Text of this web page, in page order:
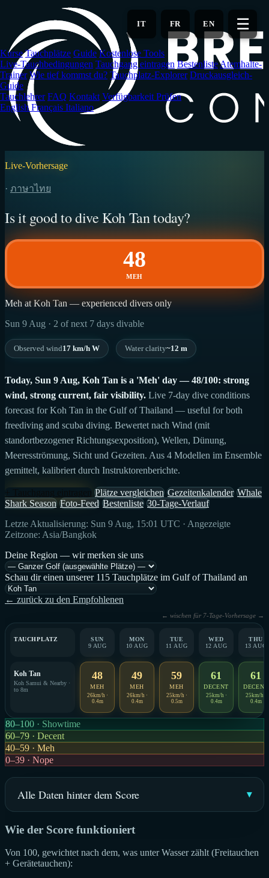
Hauptinhalt
springen
EN
FR
IT ☰
Kurse Tauchplätze Guide Kostenlose Tools
Live-Tauchbedingungen Tauchgang eintragen BestenlisteAtemhalte-
Trainer Wie tief kommst du? Tauchplatz-Explorer Druckausgleich-
Guide
Tauchlehrer FAQ Kontakt Verfügbarkeit Prüfen
EnglishFrançais Italiano
Live-Vorhersage
· ภาษาไทย
Is it good to dive Koh Tan today?
48
MEH
Meh at Koh Tan — experienced divers only
Sun 9 Aug · 2 of next 7 days divable
Observed wind17 km/h W Water clarity~12 m
Today, Sun 9 Aug, Koh Tan is a 'Meh' day — 48/100: strong
wind, strong current, fair visibility. Live 7-day dive conditions
forecast for Koh Tan in the Gulf of Thailand — useful for both
freediving and scuba diving. Bewertet nach Wind (mit
standortbezogener Richtungsexposition), Wellen, Dünung,
Meeresströmung, Sicht und Gezeiten. Aus 4 Modellen im Ensemble
gemittelt, kalibriert durch Instruktorenberichte.
Plätze vergleichen Gezeitenkalender Whale
Shark Season Foto-Feed Bestenliste 30-Tage-Verlauf
Letzte Aktualisierung: Sun 9 Aug, 15:01 UTC · Angezeigte
Zeitzone: Asia/Bangkok
Deine Region — wir merken sie uns
Schau dir einen unserer 115 Tauchplätze im Gulf of Thailand an
← zurück zu den Empfohlenen
← wischen für 7-Tage-Vorhersage →
TAUCHPLATZ
SUN
9 AUG
MON
10 AUG
TUE
11 AUG
WED
12 AUG
THU
13 AUG
Koh Tan
Koh Samui & Nearby ·
to 8m
48
MEH
26km/h ·
0.4m
49
MEH
26km/h ·
0.4m
59
MEH
25km/h ·
0.5m
61
DECENT
25km/h ·
0.4m
61
DECENT
25km/h ·
0.4m
80–100 · Showtime
60–79 · Decent
40–59 · Meh
0–39 · Nope
Alle Daten hinter dem Score
Wie der Score funktioniert
Von 100, gewichtet nach dem, was unter Wasser zählt (Freitauchen
+ Gerätetauchen):